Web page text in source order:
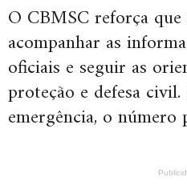
O CBMSC reforça
acompanhar as
oficiais e seguir as
proteção e defesa
emergência, o